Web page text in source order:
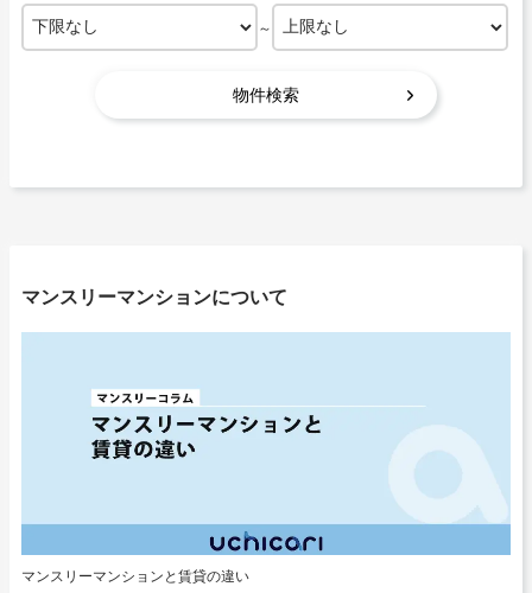
～
マンスリーマンションについて
マンスリーマンションと賃貸の違い